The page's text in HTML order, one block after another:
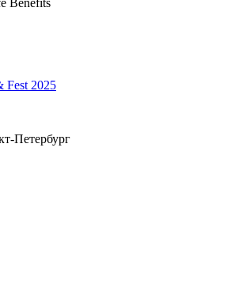
Benefits
Fest 2025
Петербург